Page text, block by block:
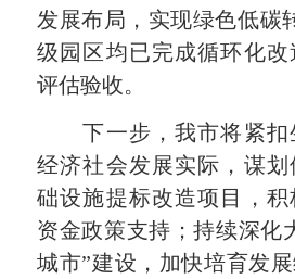
发展布局，实现绿色低碳
级园区均已完成循环化改
评估验收。
下一步，我市将紧扣
经济社会发展实际，谋
础设施提标改造项目，
资金政策支持；持续深化
城市”建设，加快培育发